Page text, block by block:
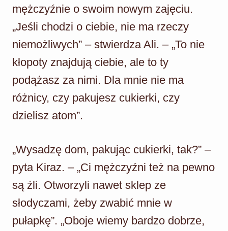
mężczyźnie o swoim nowym zajęciu.
„Jeśli chodzi o ciebie, nie ma rzeczy
niemożliwych” – stwierdza Ali. – „To nie
kłopoty znajdują ciebie, ale to ty
podążasz za nimi. Dla mnie nie ma
różnicy, czy pakujesz cukierki, czy
dzielisz atom”.
„Wysadzę dom, pakując cukierki, tak?” –
pyta Kiraz. – „Ci mężczyźni też na pewno
są źli. Otworzyli nawet sklep ze
słodyczami, żeby zwabić mnie w
pułapkę”. „Oboje wiemy bardzo dobrze,